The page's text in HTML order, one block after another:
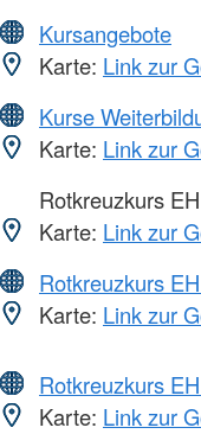
Kursangebote
Karte: Link zur
Kurse
Karte: Link zur
Rotkreuzkurs
Karte: Link zur
Rotkreuzkurs
Karte: Link zur
Rotkreuzkurs
Karte: Link zur